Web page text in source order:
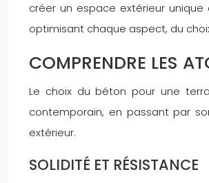
créer un espace extérieur
optimisant chaque aspect, du
COMPRENDRE LES
Le choix du béton pour une
contemporain, en passant par
extérieur.
SOLIDITÉ ET RÉSISTANCE